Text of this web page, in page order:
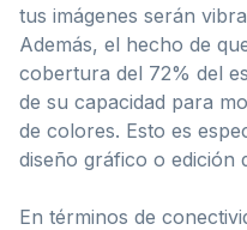
tus imágenes serán
Además, el hecho de
cobertura del 72% del
de su capacidad para
de colores. Esto es
diseño gráfico o edición
En términos de